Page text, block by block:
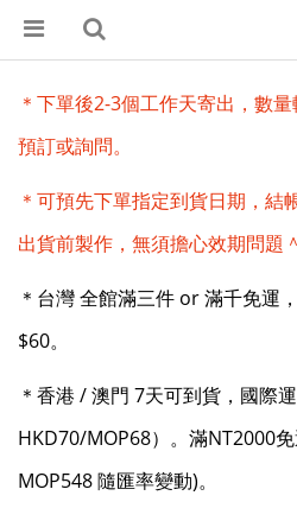
＊下單後2-3個工作天寄出，數
預訂或詢問。
＊可預先下單指定到貨日期，結
出貨前製作，無須擔心效期問題＾
＊ 台灣 全館滿三件 or 滿千免運
$60。
＊香港 / 澳門 7天可到貨， 國際
HKD70/MOP68）。 滿NT2000
MOP548 隨匯率變動)。